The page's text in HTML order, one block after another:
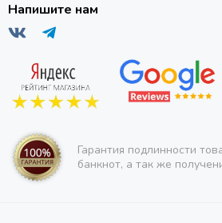
Напишите нам
Гарантия подлинности
банкнот, а так же